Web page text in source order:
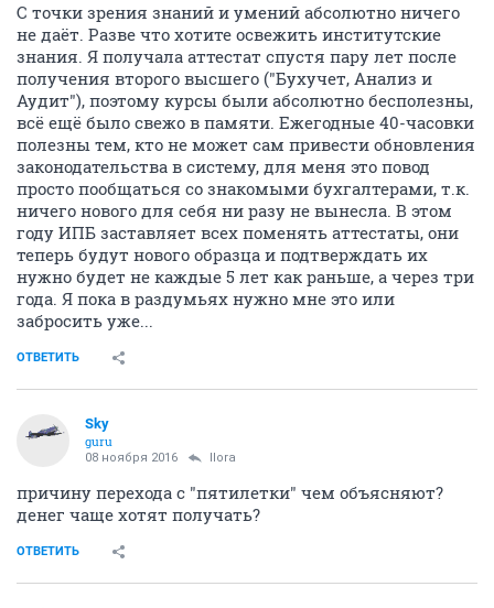
С точки зрения знаний и умений абсолютно ничего
не даёт. Разве что хотите освежить институтские
знания. Я получала аттестат спустя пару лет после
получения второго высшего ("Бухучет, Анализ и
Аудит"), поэтому курсы были абсолютно бесполезны,
всё ещё было свежо в памяти. Ежегодные 40-часовки
полезны тем, кто не может сам привести обновления
законодательства в систему, для меня это повод
просто пообщаться со знакомыми бухгалтерами, т.к.
ничего нового для себя ни разу не вынесла. В этом
году ИПБ заставляет всех поменять аттестаты, они
теперь будут нового образца и подтверждать их
нужно будет не каждые 5 лет как раньше, а через три
года. Я пока в раздумьях нужно мне это или
забросить уже...
ОТВЕТИТЬ
Sky
guru
08 ноября 2016 Ilora
причину перехода с "пятилетки" чем объясняют?
денег чаще хотят получать?
ОТВЕТИТЬ